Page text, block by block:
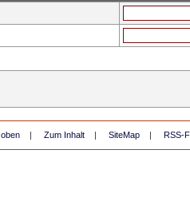
| Zum Inhalt | SiteMap | RSS-